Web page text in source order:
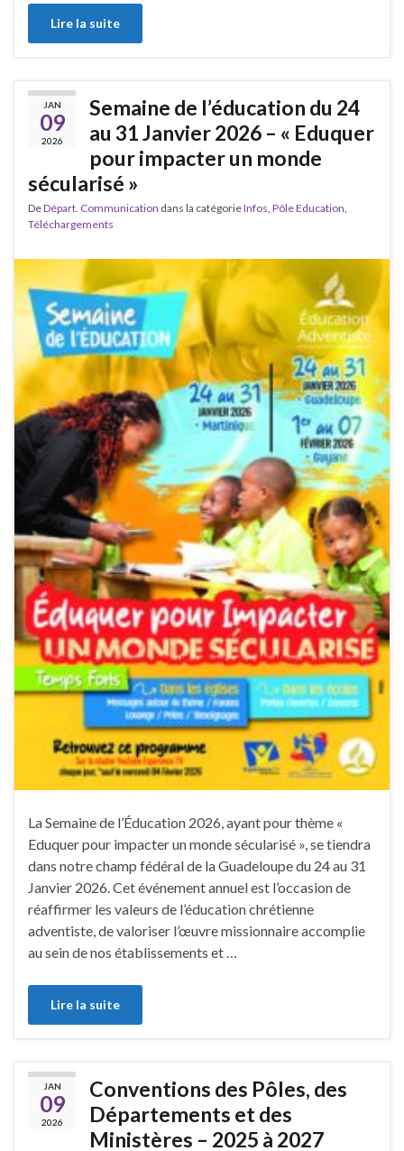
Lire la suite
JAN
09
2026
Semaine de l’éducation du 24
au 31 Janvier 2026 – « Eduquer
pour impacter un monde
sécularisé »
DeDépart. Communication dans la catégorieInfos, Pôle Education,
Téléchargements
La Semaine de l’Éducation 2026, ayant pour thème «
Eduquer pour impacter un monde sécularisé », se tiendra
dans notre champ fédéral de la Guadeloupe du 24 au 31
Janvier 2026. Cet événement annuel est l’occasion de
réaffirmer les valeurs de l’éducation chrétienne
adventiste, de valoriser l’œuvre missionnaire accomplie
au sein de nos établissements et …
Lire la suite
JAN
09
2026
Conventions des Pôles, des
Départements et des
Ministères – 2025 à 2027